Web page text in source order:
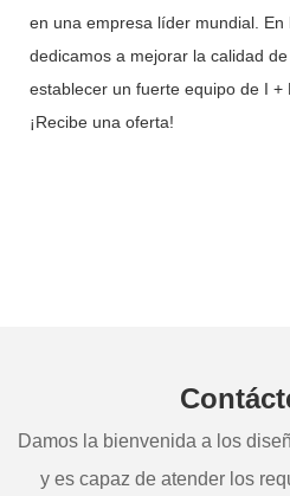
en una empresa líder mundial. En
dedicamos a mejorar la calidad
establecer un fuerte equipo de I +
¡Recibe una oferta!
Damos la bienvenida a los
y es capaz de atender los